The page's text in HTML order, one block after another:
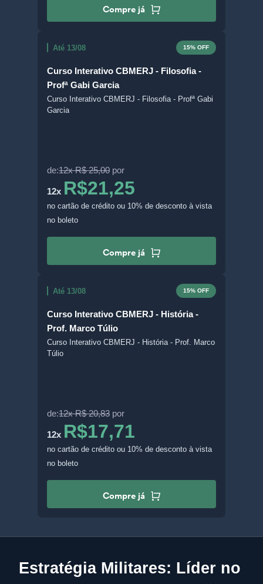
Compre já
Até 13/08 15% OFF
Curso Interativo CBMERJ - Filosofia -
Profª Gabi Garcia
Curso Interativo CBMERJ - Filosofia - Profª Gabi
Garcia
de:12x R$ 25,00 por
12x R$21,25
no cartão de crédito ou 10% de desconto à vista
no boleto
Compre já
Até 13/08 15% OFF
Curso Interativo CBMERJ - História -
Prof. Marco Túlio
Curso Interativo CBMERJ - História - Prof. Marco
Túlio
de:12x R$ 20,83 por
12x R$17,71
no cartão de crédito ou 10% de desconto à vista
no boleto
Compre já
Estratégia Militares: Líder no